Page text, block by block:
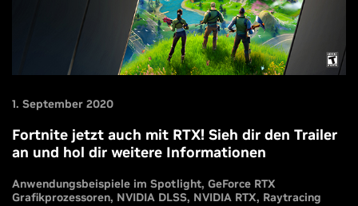
1. September 2020
Fortnite jetzt auch mit RTX! Sieh dir den Trailer
an und hol dir weitere Informationen
Anwendungsbeispiele im Spotlight GeForce RTX
Grafikprozessoren NVIDIA DLSS NVIDIA RTX Raytracing